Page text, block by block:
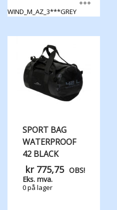
WIND_M_AZ_3***GREY
varianter.
Alternativene
velges
SPORT BAG
WATERPROOF
42 BLACK
kr775,75 OBS!
Eks. mva.
0 på lager